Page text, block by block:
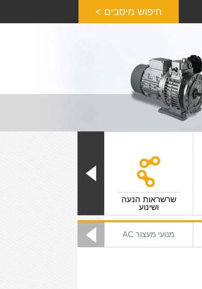
חיפוש מיסבים >
שרשראות הנעה
ושינוע
מנועי מעצור AC מנועי מעצור DC